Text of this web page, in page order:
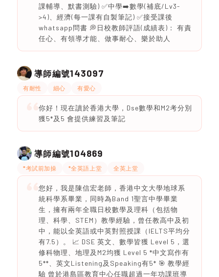
課輔導、默書測驗) ✅中學➡️數學(補底/Lv3-
>4)、經濟(每一課有自製筆記) ✅接受課後
whatsapp問書 💭日校教師評語(成績表)： 有責
任心、有領導才能、做事耐心、樂於助人
導師編號143097
有耐性 細心 有愛心
你好！現在讀於香港大學，Dse數學和M2考分別
獲5*及5 會提供練習及筆記
導師編號104869
*考試前加操 *全英語上堂 全英上堂
您好，我是陳信宏老師，香港中文大學地球系
統科學系畢業，同時為Band 1聖言中學畢業
生，擁有兩年全職日校數學及理科（包括物
理、科學、STEM）教學經驗，曾任教高中及初
中，能以全英語或中英對照授課（IELTS平均分
有7.5）。 📈 DSE 英文、數學皆獲 Level 5，選
修科物理、地理及M2均獲 Level 5 *中文寫作有
5**、英文Listening及Speaking有5* 🎯 教學經
驗 曾於港島區教育中心任職超過一年功課班導